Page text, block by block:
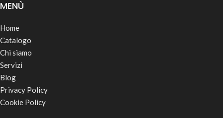
MENÙ
Home
Catalogo
Chi siamo
Servizi
Blog
Privacy Policy
Cookie Policy